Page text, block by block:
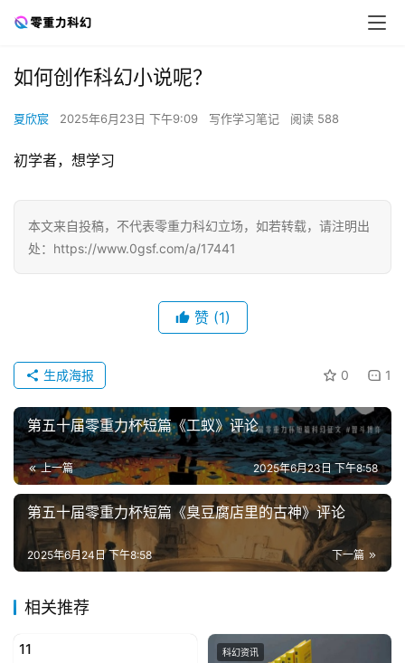
如何创作科幻小说呢？
夏欣宸 2025年6月23日 下午9:09 写作学习笔记 阅读 588
初学者，想学习
本文来自投稿，不代表零重力科幻立场，如若转载，请注明出
处：https://www.0gsf.com/a/17441
赞 (1)
0 1
生成海报
第五十届零重力杯短篇《工蚁》评论
上一篇 2025年6月23日 下午8:58
第五十届零重力杯短篇《臭豆腐店里的古神》评论
下一篇
2025年6月24日 下午8:58
相关推荐
写作学习笔记
11 科幻资讯